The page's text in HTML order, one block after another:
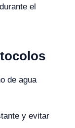
el
de agua
y evitar